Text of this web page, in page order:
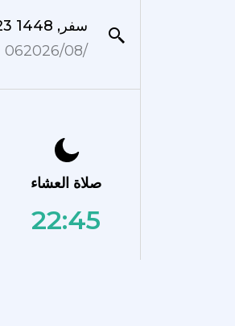
23 سفر, 1448
06‏/08‏/2026
صلاة العشاء
22:45